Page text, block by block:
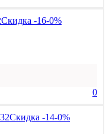
Скидка -16-0%
0
Скидка -14-0%